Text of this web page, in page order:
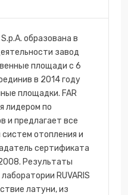
образована в
завод
площади с 6
в 2014 году
площадки. FAR
лидером по
и предлагает все
отопления и
сертификата
Результаты
RUVARIS
латуни, из